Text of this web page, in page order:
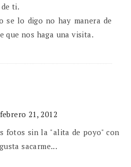
ti.
se lo digo no hay manera de
que nos haga una visita.
21, 2012
fotos sin la "alita de poyo" con
sacarme...